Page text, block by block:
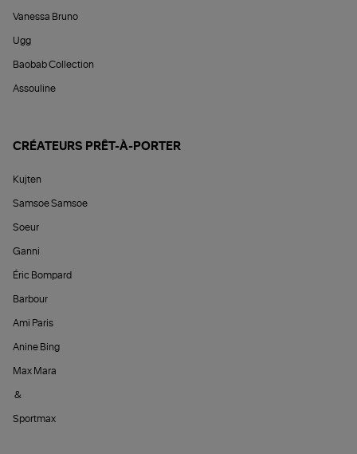
Vanessa Bruno
Ugg
Baobab Collection
Assouline
CRÉATEURS PRÊT-À-PORTER
Kujten
Samsoe Samsoe
Soeur
Ganni
Éric Bompard
Barbour
Ami Paris
Anine Bing
Max Mara
&
Sportmax